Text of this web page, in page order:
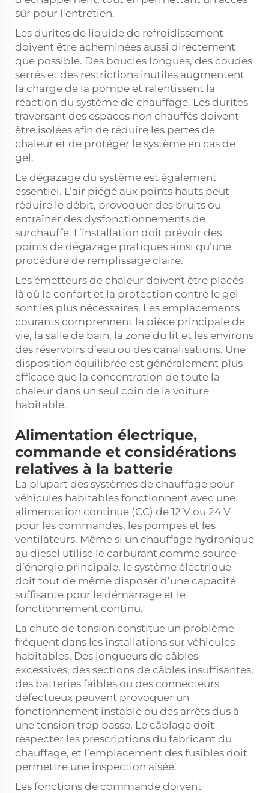
sûr pour l’entretien.
Les durites de liquide de refroidissement
doivent être acheminées aussi directement
que possible. Des boucles longues, des coudes
serrés et des restrictions inutiles augmentent
la charge de la pompe et ralentissent la
réaction du système de chauffage. Les durites
traversant des espaces non chauffés doivent
être isolées afin de réduire les pertes de
chaleur et de protéger le système en cas de
gel.
Le dégazage du système est également
essentiel. L’air piégé aux points hauts peut
réduire le débit, provoquer des bruits ou
entraîner des dysfonctionnements de
surchauffe. L’installation doit prévoir des
points de dégazage pratiques ainsi qu’une
procédure de remplissage claire.
Les émetteurs de chaleur doivent être placés
là où le confort et la protection contre le gel
sont les plus nécessaires. Les emplacements
courants comprennent la pièce principale de
vie, la salle de bain, la zone du lit et les environs
des réservoirs d’eau ou des canalisations. Une
disposition équilibrée est généralement plus
efficace que la concentration de toute la
chaleur dans un seul coin de la voiture
habitable.
Alimentation électrique,
commande et considérations
relatives à la batterie
La plupart des systèmes de chauffage pour
véhicules habitables fonctionnent avec une
alimentation continue (CC) de 12 V ou 24 V
pour les commandes, les pompes et les
ventilateurs. Même si un chauffage hydronique
au diesel utilise le carburant comme source
d’énergie principale, le système électrique
doit tout de même disposer d’une capacité
suffisante pour le démarrage et le
fonctionnement continu.
La chute de tension constitue un problème
fréquent dans les installations sur véhicules
habitables. Des longueurs de câbles
excessives, des sections de câbles insuffisantes,
des batteries faibles ou des connecteurs
défectueux peuvent provoquer un
fonctionnement instable ou des arrêts dus à
une tension trop basse. Le câblage doit
respecter les prescriptions du fabricant du
chauffage, et l’emplacement des fusibles doit
permettre une inspection aisée.
Les fonctions de commande doivent